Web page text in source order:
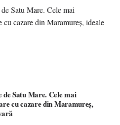
Satu Mare. Cele mai
cu cazare din Maramureș,